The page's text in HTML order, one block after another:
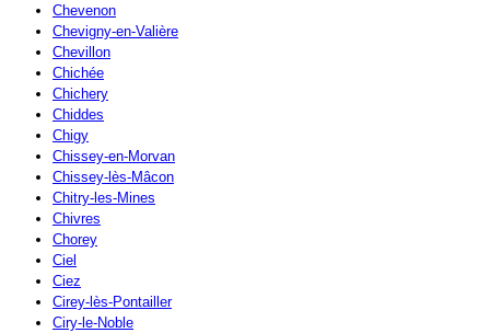
Chevenon
Chevigny-en-Valière
Chevillon
Chichée
Chichery
Chiddes
Chigy
Chissey-en-Morvan
Chissey-lès-Mâcon
Chitry-les-Mines
Chivres
Chorey
Ciel
Ciez
Cirey-lès-Pontailler
Ciry-le-Noble